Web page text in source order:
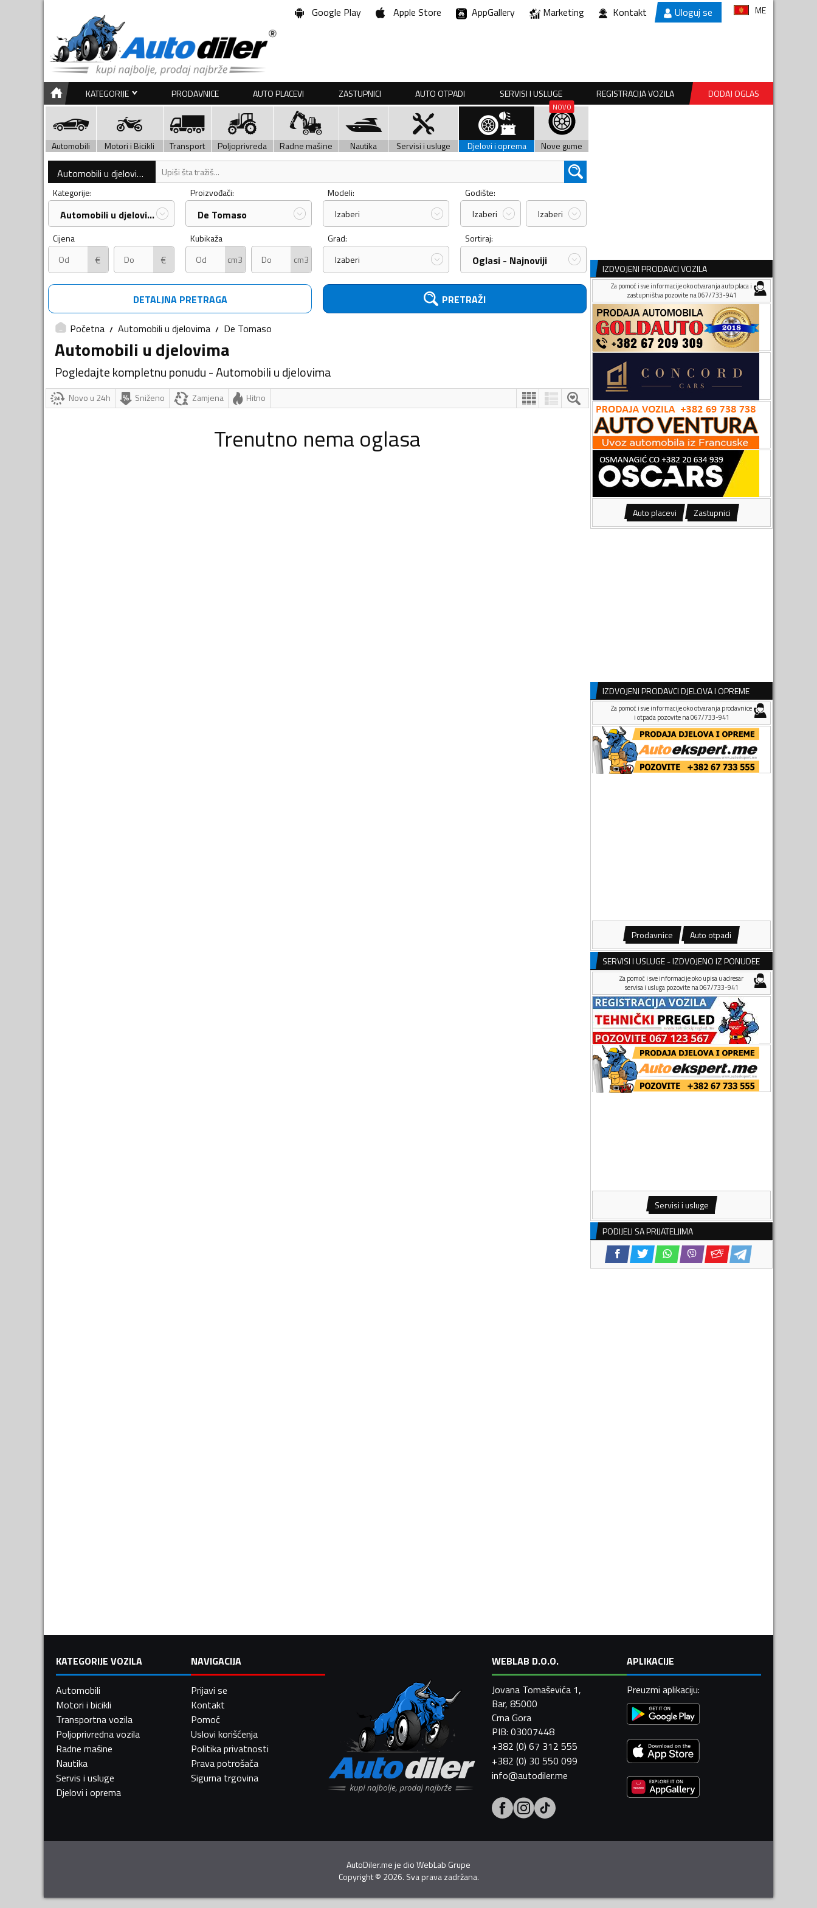
Google Play Apple Store AppGallery Marketing Kontakt Uloguj se ME
KATEGORIJE PRODAVNICE AUTO PLACEVI ZASTUPNICI AUTO OTPADI SERVISI I USLUGE REGISTRACIJA VOZILA DODAJ OGLAS
Automobili Motori i Bicikli Transport Poljoprivreda Radne mašine Nautika Servisi i usluge Djelovi i oprema Nove gume
Automobili u djelovima
Kategorije:
Automobili u djelovima
Proizvođači:
De Tomaso
Modeli:
Izaberi
Godište:
Izaberi
Izaberi
Cijena
€ €
Kubikaža
cm3
cm3
Grad:
Izaberi
Sortiraj:
Oglasi - Najnoviji
DETALJNA PRETRAGA PRETRAŽI
Početna Automobili u djelovima De Tomaso
Automobili u djelovima
Pogledajte kompletnu ponudu - Automobili u djelovima
Novo u 24h Sniženo Zamjena Hitno
Trenutno nema oglasa
IZDVOJENI PRODAVCI VOZILA
Za pomoć i sve informacije oko otvaranja auto placa i
zastupništva pozovite na 067/733-941
Auto placevi Zastupnici
IZDVOJENI PRODAVCI DJELOVA I OPREME
Za pomoć i sve informacije oko otvaranja prodavnice
i otpada pozovite na 067/733-941
Prodavnice Auto otpadi
SERVISI I USLUGE - IZDVOJENO IZ PONUDEE
Za pomoć i sve informacije oko upisa u adresar
servisa i usluga pozovite na 067/733-941
Servisi i usluge
PODIJELI SA PRIJATELJIMA
KATEGORIJE VOZILA
Automobili
Motori i bicikli
Transportna vozila
Poljoprivredna vozila
Radne mašine
Nautika
Servis i usluge
Djelovi i oprema
NAVIGACIJA
Prijavi se
Kontakt
Pomoć
Uslovi korišćenja
Politika privatnosti
Prava potrošača
Sigurna trgovina
WEBLAB D.O.O.
Jovana Tomaševića 1,
Bar, 85000
Crna Gora
PIB: 03007448
+382 (0) 67 312 555
+382 (0) 30 550 099
info@autodiler.me
APLIKACIJE
Preuzmi aplikaciju:
AutoDiler.me je dioWebLab Grupe
Copyright© 2026. Sva prava zadržana.